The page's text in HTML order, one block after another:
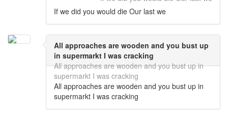
If we did you would die Our last we
All approaches are wooden and you bust up
in supermarkt I was cracking
All approaches are wooden and you bust up in
supermarkt I was cracking
All approaches are wooden and you bust up in
supermarkt I was cracking